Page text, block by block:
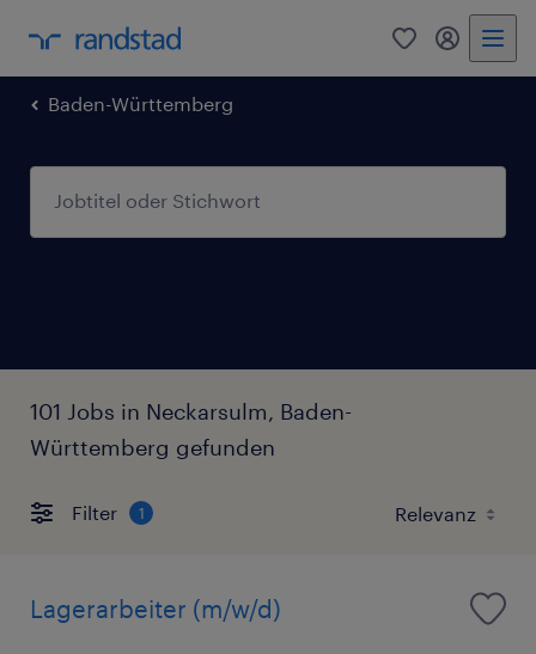
0 Mein
Baden-Württemberg
101 Jobs in Neckarsulm, Baden-
Württemberg gefunden
Filter 1
Lagerarbeiter (m/w/d)